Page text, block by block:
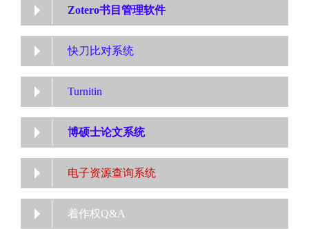
Zotero书目管理软件
快刀比对系统
Turnitin
博硕士论文系统
电子资源查询系统
着作权Q&A